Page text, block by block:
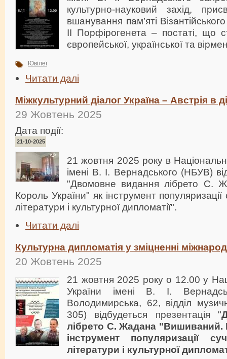
культурно-науковий захід,
вшанування пам’яті
ІІ Порфірогенета – постаті, що
європейської, української та
Ювілеї
Читати далі
Міжкультурний діалог Україна – Австрія в
29 Жовтень 2025
Дата події:
21-10-2025
21 жовтня 2025 року в
імені В. І. Вернадського (НБУВ)
"Двомовне видання лібрето С.
Король України" як інструмент популяризації
літератури і культурної дипломатії".
Читати далі
Культурна дипломатія у зміцненні
20 Жовтень 2025
21 жовтня 2025 року о 12.00 у
України імені В. І.
Володимирська, 62, відділ
305) відбудеться презентація "
лібрето С. Жадана "Вишиваний.
інструмент популяризації
літератури і культурної